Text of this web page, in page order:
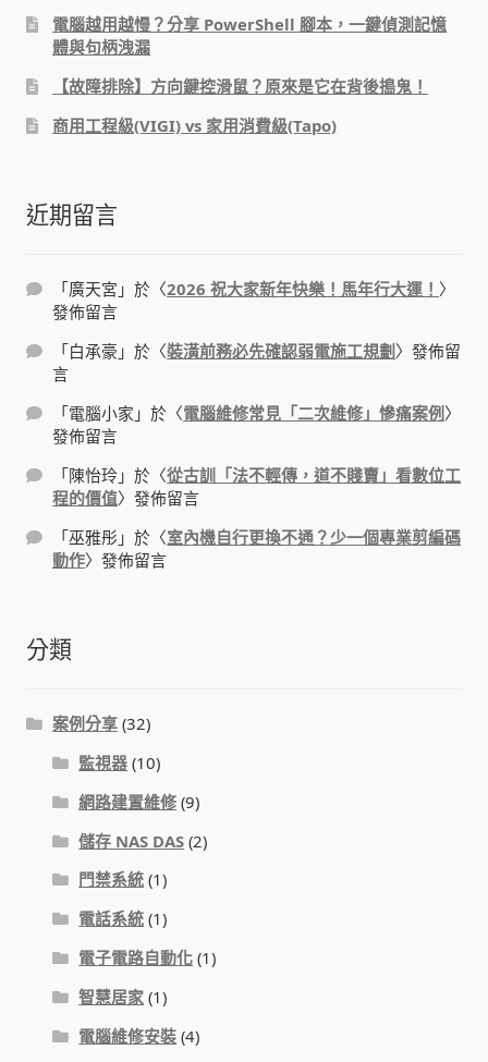
電子鎖 凱特安Kwikset
電子模組電路模塊
門禁安全控制 工具 軟體 手冊
智慧電錶、儲值、雲端 電子式電錶
充電樁
線上網路購物
DIY材料
購物車
退款和退貨政策
電腦越用越慢？分享 PowerShell 腳本，一鍵偵測記憶
體與句柄洩漏
【故障排除】方向鍵控滑鼠？原來是它在背後搗鬼！
商用工程級(VIGI) vs 家用消費級(Tapo)
近期留言
「廣天宮 」於〈2026 祝大家新年快樂！馬年行大運！ 〉
發佈留言
「白承豪 」於〈裝潢前務必先確認弱電施工規劃 〉發佈留
言
「電腦小家 」於〈電腦維修常見「二次維修」慘痛案例〉
發佈留言
「陳怡玲 」於〈從古訓「法不輕傳，道不賤賣」看數位工
程的價值〉發佈留言
「巫雅彤 」於〈室內機自行更換不通？少一個專業剪編碼
動作〉發佈留言
分類
案例分享 (32)
監視器 (10)
網路建置維修 (9)
儲存 NAS DAS (2)
門禁系統 (1)
電話系統 (1)
電子電路自動化 (1)
智慧居家 (1)
電腦維修安裝 (4)